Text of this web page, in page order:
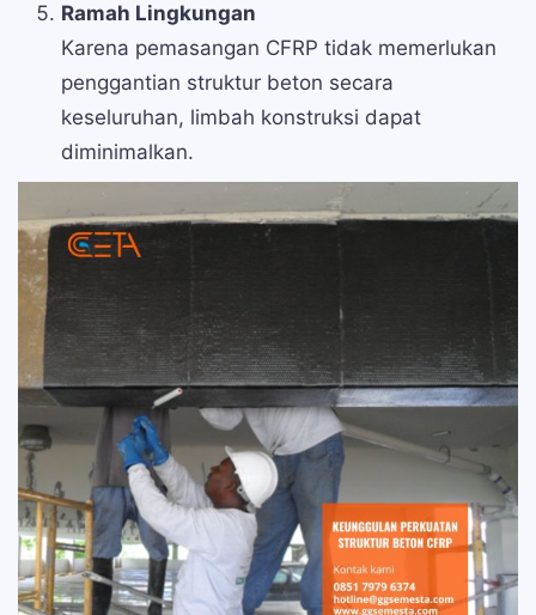
Ramah Lingkungan
Karena pemasangan CFRP tidak memerlukan
penggantian struktur beton secara
keseluruhan, limbah konstruksi dapat
diminimalkan.